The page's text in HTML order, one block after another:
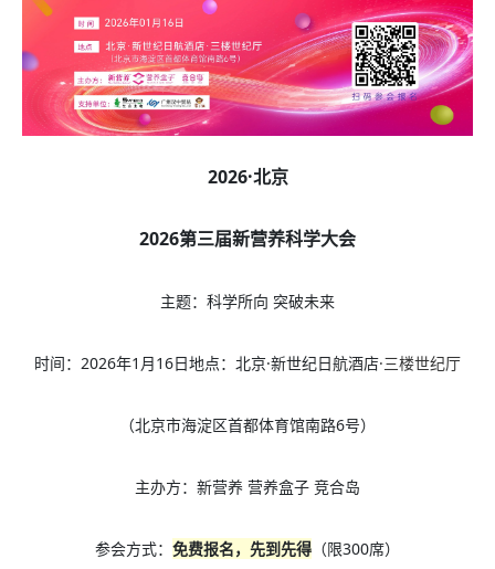
2026·北京
2026第三届新营养科学大会
主题：科学所向 突破未来
时间：2026年1月16日地点：北京·新世纪日航酒店·三楼世纪厅
（北京市海淀区首都体育馆南路6号）
主办方：新营养 营养盒子 竞合岛
参会方式： 免费报名，先到先得 （限300席）